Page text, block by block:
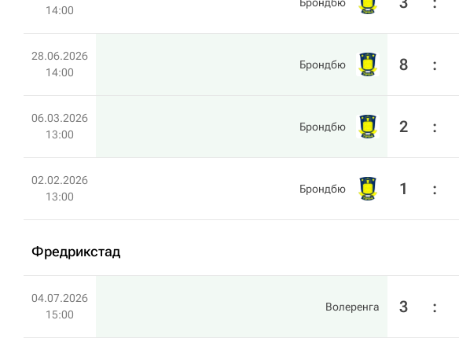
14:00
28.06.2026
14:00
Брондбю 8 :
06.03.2026
13:00
Брондбю 2 :
02.02.2026
13:00
Брондбю 1 :
Фредрикстад
04.07.2026
15:00
Волеренга 3 :